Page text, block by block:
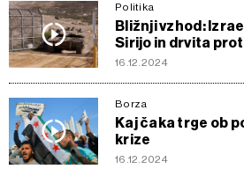
Politika
Bližnji vzhod:
Sirijo in drvita
16.12.2024
Borza
Kaj čaka trge ob
krize
16.12.2024